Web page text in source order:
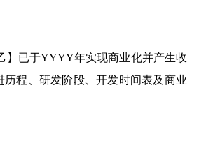
】已于YYYY年实现商业化并产生收
程、研发阶段、开发时间表及商业